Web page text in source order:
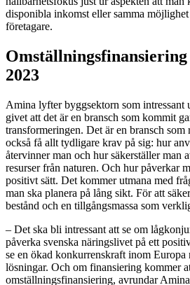
disponibla inkomst eller samma
företagare.
2023
Amina lyfter byggsektorn som intressant
givet att det är en bransch som kommit
transformeringen. Det är en bransch som
också få allt tydligare krav på sig: hur
återvinner man och hur säkerställer man
resurser från naturen. Och hur påverkar
positivt sätt. Det kommer utmana med
man ska planera på lång sikt. För att
bestånd och en tillgångsmassa som
– Det ska bli intressant att se om
påverka svenska näringslivet på ett
se en ökad konkurrenskraft inom Europa
lösningar. Och om finansiering kommer
omställningsfinansiering, avrundar